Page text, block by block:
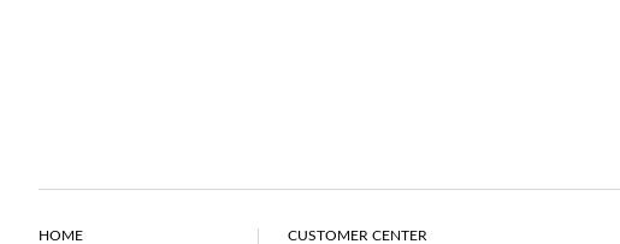
HOME
CUSTOMER CENTER